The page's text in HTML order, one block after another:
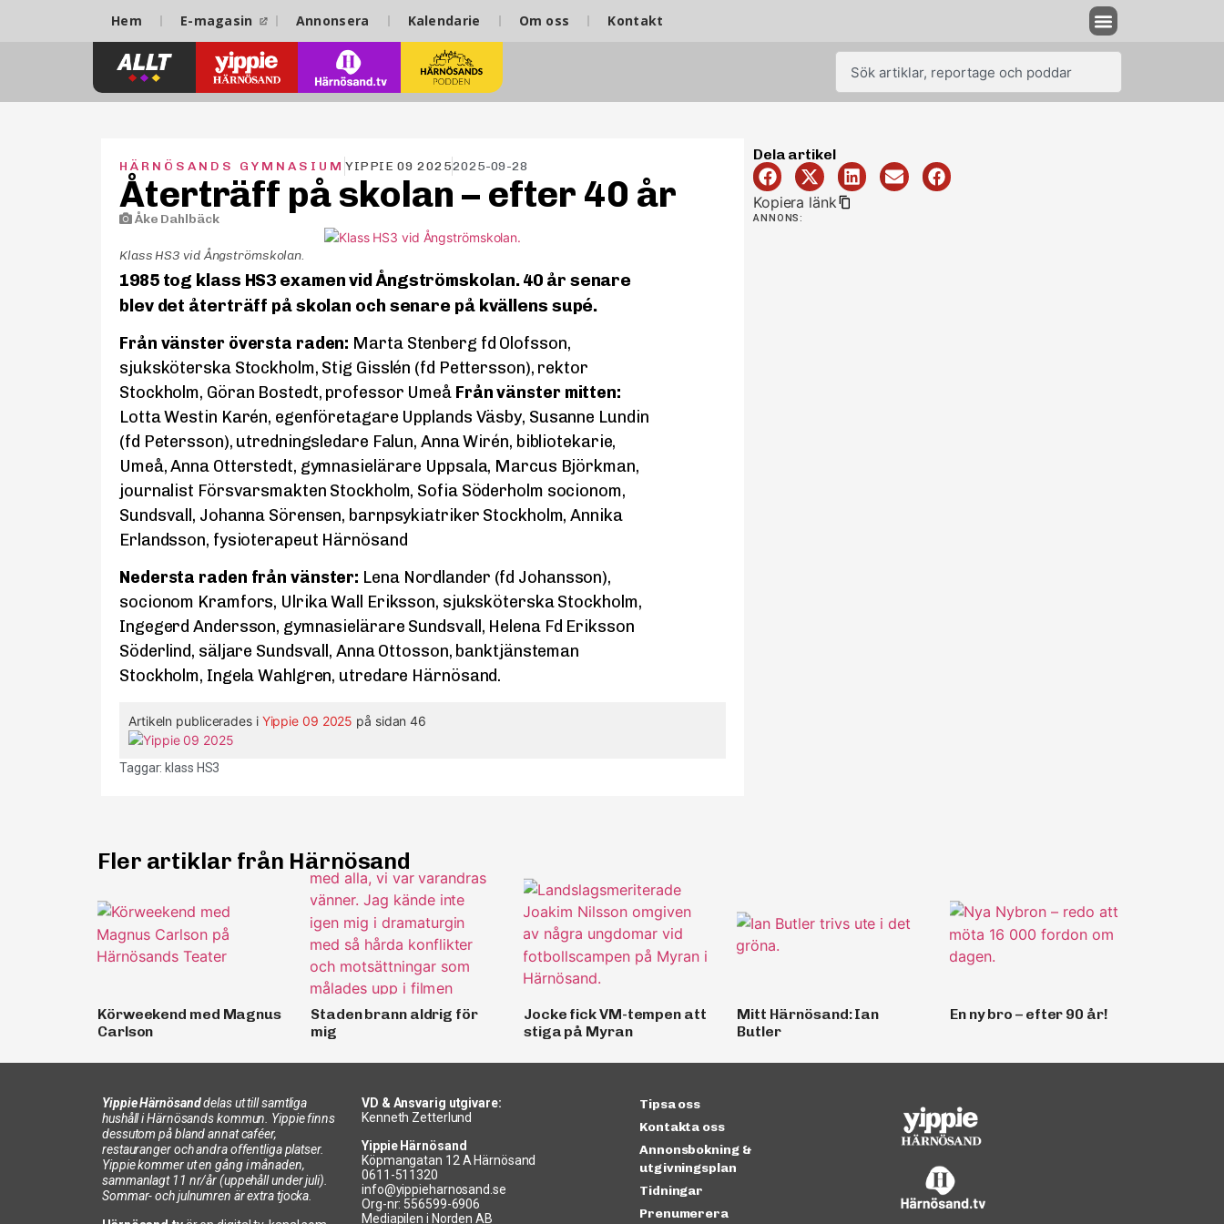
Hem E-magasin Annonsera Kalendarie Om oss Kontakt
HÄRNÖSANDS GYMNASIUM YIPPIE 09 20252025-09-28
Återträff på skolan – efter 40 år
Åke Dahlbäck
Klass HS3 vid Ångströmskolan.
1985 tog klass HS3 examen vid Ångströmskolan. 40 år senare
blev det återträff på skolan och senare på kvällens supé.
Från vänster översta raden: Marta Stenberg fd Olofsson,
sjuksköterska Stockholm, Stig Gisslén (fd Pettersson), rektor
Stockholm, Göran Bostedt, professor Umeå Från vänster mitten:
Lotta Westin Karén, egenföretagare Upplands Väsby, Susanne Lundin
(fd Petersson), utredningsledare Falun, Anna Wirén, bibliotekarie,
Umeå, Anna Otterstedt, gymnasielärare Uppsala, Marcus Björkman,
journalist Försvarsmakten Stockholm, Sofia Söderholm socionom,
Sundsvall, Johanna Sörensen, barnpsykiatriker Stockholm, Annika
Erlandsson, fysioterapeut Härnösand
Nedersta raden från vänster: Lena Nordlander (fd Johansson),
socionom Kramfors, Ulrika Wall Eriksson, sjuksköterska Stockholm,
Ingegerd Andersson, gymnasielärare Sundsvall, Helena Fd Eriksson
Söderlind, säljare Sundsvall, Anna Ottosson, banktjänsteman
Stockholm, Ingela Wahlgren, utredare Härnösand.
Artikeln publicerades i Yippie 09 2025 på sidan 46
Taggar: klass HS3
Dela artikel
Kopiera länk
ANNONS:
Fler artiklar från Härnösand
Körweekend med Magnus
Carlson
Staden brann aldrig för
mig
Jocke fick VM-tempen att
stiga på Myran
Mitt Härnösand: Ian
Butler
En ny bro – efter 90 år!
Yippie Härnösanddelas ut till samtliga
hushåll i Härnösands kommun. Yippie finns
dessutom på bland annat caféer,
restauranger och andra offentliga platser.
Yippie kommer ut en gång i månaden,
sammanlagt 11 nr/år (uppehåll under juli).
Sommar- och julnumren är extra tjocka.
VD & Ansvarig utgivare:
Kenneth Zetterlund
Yippie Härnösand
Köpmangatan 12 A Härnösand
0611-511320
info@yippieharnosand.se
Org-nr: 556599-6906
Mediapilen i Norden AB
Tipsa oss
Kontakta oss
Annonsbokning &
utgivningsplan
Tidningar
Prenumerera